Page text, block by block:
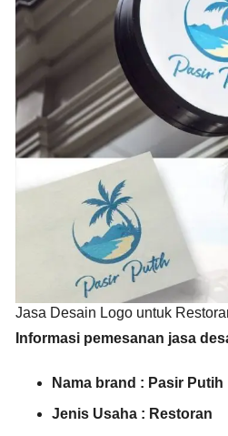
Jasa Desain Logo untuk
Informasi pemesanan jasa
Nama brand : Pasir Putih
Jenis Usaha : Restoran